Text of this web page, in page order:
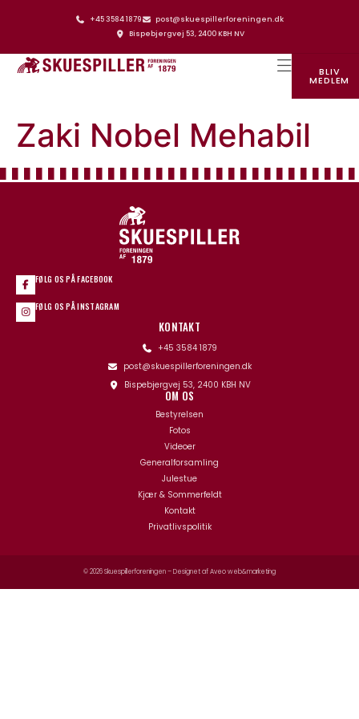
+45 3584 1879
post@skuespillerforeningen.dk
Bispebjergvej 53, 2400 KBH NV
BLIV
MEDLEM
Zaki Nobel Mehabil
FØLG OS PÅ FACEBOOK
FØLG OS PÅ INSTAGRAM
KONTAKT
+45 3584 1879
post@skuespillerforeningen.dk
Bispebjergvej 53, 2400 KBH NV
OM OS
Bestyrelsen
Fotos
Videoer
Generalforsamling
Julestue
Kjær & Sommerfeldt
Kontakt
Privatlivspolitik
© 2026 Skuespillerforeningen – Designet afAveo web&marketing